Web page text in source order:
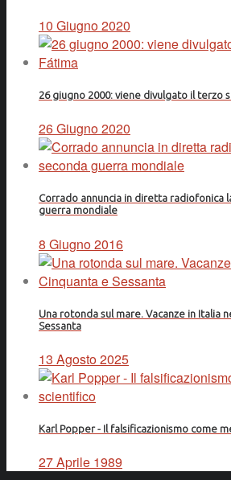
10 Giugno 2020
26 giugno 2000: viene divulgato il terzo
26 Giugno 2020
Corrado annuncia in diretta radiofonica
guerra mondiale
8 Giugno 2016
Una rotonda sul mare. Vacanze in Italia
Sessanta
13 Agosto 2025
Karl Popper - Il falsificazionismo come
27 Aprile 1989